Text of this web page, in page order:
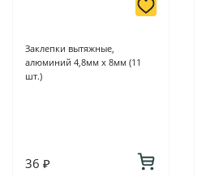
Заклепки вытяжные,
алюминий 4,8мм х 8мм (11
шт.)
36 ₽